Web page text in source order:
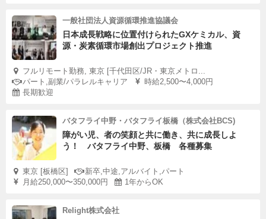
一般社団法人資源循環推進協議会
日本成長戦略に位置付けられたGXケミカル、資
源・炭素循環市場創出プロジェクト推進
フルリモート勤務, 東京 [千代田区/JR・東京メトロ...
パート,副業/パラレルキャリア
時給2,500〜4,000円
長期歓迎
バタフライ中野・バタフライ板橋（株式会社BCS)
障がい児、者の笑顔と共に働き、共に成長しよ
う！ バタフライ中野、板橋 各種募集
東京 [板橋区]
新卒,中途,アルバイト,パート
月給250,000〜350,000円
1年からOK
Relight株式会社